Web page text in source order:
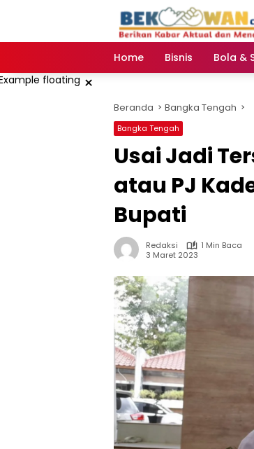
Home
Bisnis Bola &
×
Beranda Bangka Tengah
Bangka Tengah
Usai Jadi
atau PJ
Bupati
Redaksi
1 Min Baca
3 Maret 2023